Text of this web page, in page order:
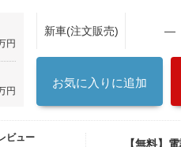
円
円
新車(注文販売) ―
お気に入りに追加
ビュー
【無料】